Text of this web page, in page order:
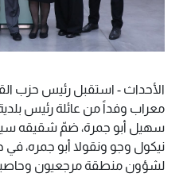
الأحداث - استقبل رئيس حزب
معراب وفداً من عائلة رئيس
سهيل أبو جمرة، ضمّ شقيقه
نيكول وجو ونقولا أبو جمره،
لشؤون منطقة مرجعيون